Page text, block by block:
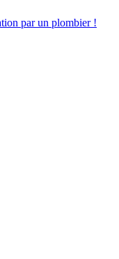
par un plombier !